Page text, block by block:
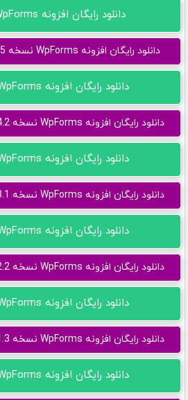
دانلود رایگان افزونه WpForms نسخه 1.9.5
دانلود رایگان افزونه WpForms نسخه 1.9.5 - لینک سرور کمکی
دانلود رایگان افزونه WpForms نسخه 1.9.4.2
دانلود رایگان افزونه WpForms نسخه 1.9.4.2 - لینک سرور کمکی
دانلود رایگان افزونه WpForms نسخه 1.9.3.1
دانلود رایگان افزونه WpForms نسخه 1.9.3.1 - لینک سرور کمکی
دانلود رایگان افزونه WpForms نسخه 1.9.2.2
دانلود رایگان افزونه WpForms نسخه 1.9.2.2 - لینک سرور کمکی
دانلود رایگان افزونه WpForms نسخه 1.9.1.3
دانلود رایگان افزونه WpForms نسخه 1.9.1.3 - لینک سرور کمکی
دانلود رایگان افزونه WpForms نسخه 1.9.0.4